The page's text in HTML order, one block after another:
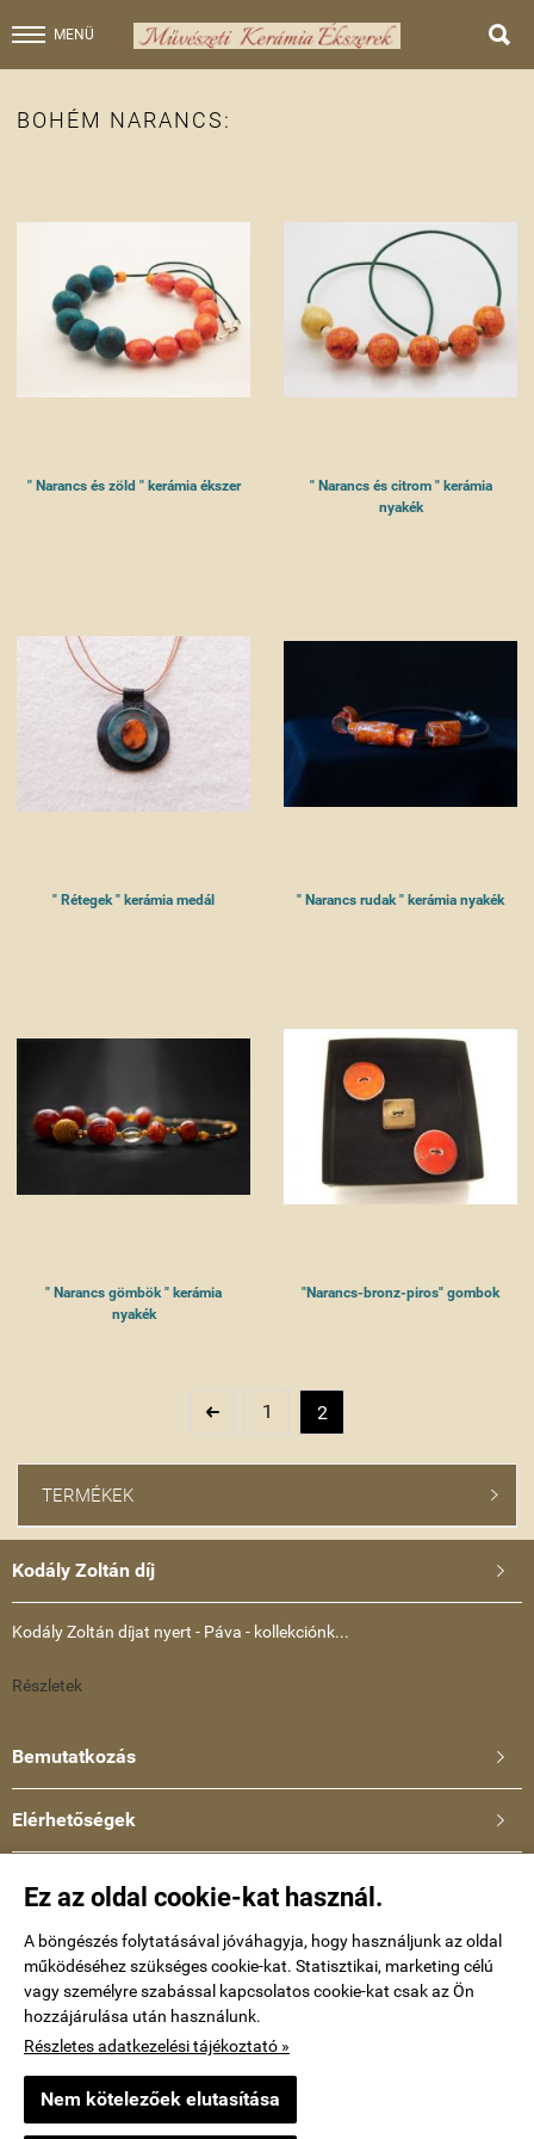
Ez az oldal cookie-kat használ.
A böngészés folytatásával jóváhagyja, hogy használjunk az oldal
működéséhez szükséges cookie-kat. Statisztikai, marketing célú
vagy személyre szabással kapcsolatos cookie-kat csak az Ön
hozzájárulása után használunk.
Részletes adatkezelési tájékoztató »
Nem kötelezőek elutasítása
MENÜ 
BOHÉM NARANCS:
" Narancs és zöld " kerámia ékszer
" Narancs és citrom " kerámia
nyakék
" Rétegek " kerámia medál " Narancs rudak " kerámia nyakék
" Narancs gömbök " kerámia
nyakék
"Narancs-bronz-piros" gombok
 1 2
TERMÉKEK 
Kodály Zoltán díj 
Kodály Zoltán díjat nyert - Páva - kollekciónk...
Részletek
Bemutatkozás 
Elérhetőségek 
Telefonszám: +36-30-634-8659
E-mail:
kataullmann@gmail.com